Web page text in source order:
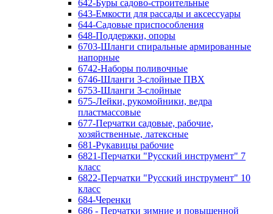
642-Буры садово-строительные
643-Емкости для рассады и аксессуары
644-Садовые приспособления
648-Поддержки, опоры
6703-Шланги спиральные армированные
напорные
6742-Наборы поливочные
6746-Шланги 3-слойные ПВХ
6753-Шланги 3-слойные
675-Лейки, рукомойники, ведра
пластмассовые
677-Перчатки садовые, рабочие,
хозяйственные, латексные
681-Рукавицы рабочие
6821-Перчатки "Русский инструмент" 7
класс
6822-Перчатки "Русский инструмент" 10
класс
684-Черенки
686 - Перчатки зимние и повышенной